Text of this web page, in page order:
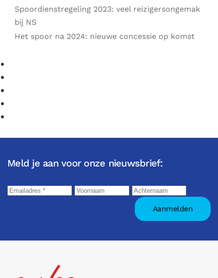
Spoordienstregeling 2023: veel reizigersongemak
bij NS
Het spoor na 2024: nieuwe concessie op komst
Meld je aan voor onze nieuwsbrief: